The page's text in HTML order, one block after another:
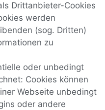
Drittanbieter-Cookies
werden
(sog. Dritten)
zu
oder unbedingt
Cookies können
Webseite unbedingt
oder andere